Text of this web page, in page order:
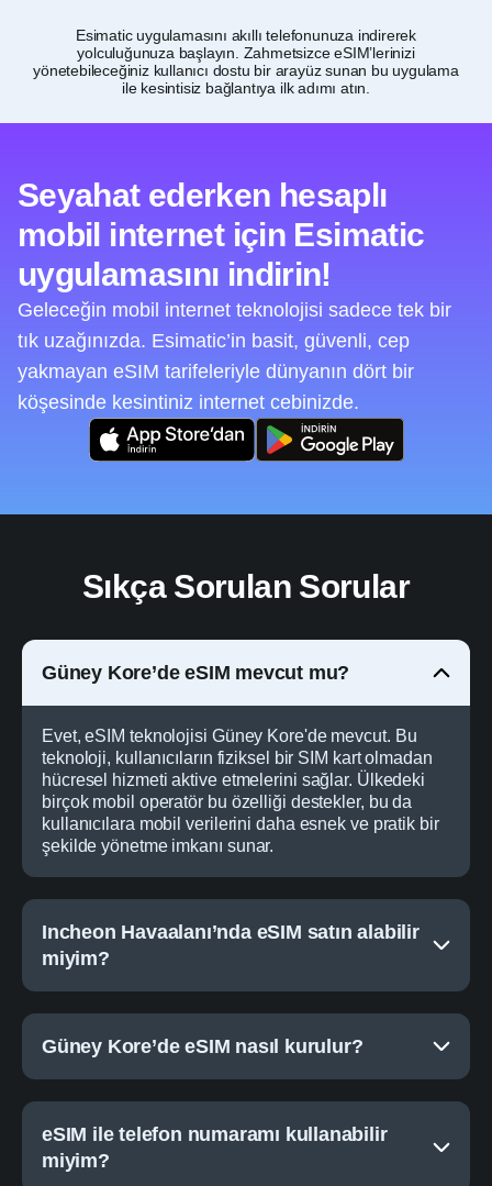
Esimatic uygulamasını akıllı telefonunuza indirerek
yolculuğunuza başlayın. Zahmetsizce eSIM’lerinizi
yönetebileceğiniz kullanıcı dostu bir arayüz sunan bu uygulama
ile kesintisiz bağlantıya ilk adımı atın.
Seyahat ederken hesaplı
mobil internet için Esimatic
uygulamasını indirin!
Geleceğin mobil internet teknolojisi sadece tek bir
tık uzağınızda. Esimatic’in basit, güvenli, cep
yakmayan eSIM tarifeleriyle dünyanın dört bir
köşesinde kesintiniz internet cebinizde.
Sıkça Sorulan Sorular
Güney Kore’de eSIM mevcut mu?
Evet, eSIM teknolojisi Güney Kore'de mevcut. Bu
teknoloji, kullanıcıların fiziksel bir SIM kart olmadan
hücresel hizmeti aktive etmelerini sağlar. Ülkedeki
birçok mobil operatör bu özelliği destekler, bu da
kullanıcılara mobil verilerini daha esnek ve pratik bir
şekilde yönetme imkanı sunar.
Incheon Havaalanı’nda eSIM satın alabilir
miyim?
Güney Kore’de eSIM nasıl kurulur?
eSIM ile telefon numaramı kullanabilir
miyim?